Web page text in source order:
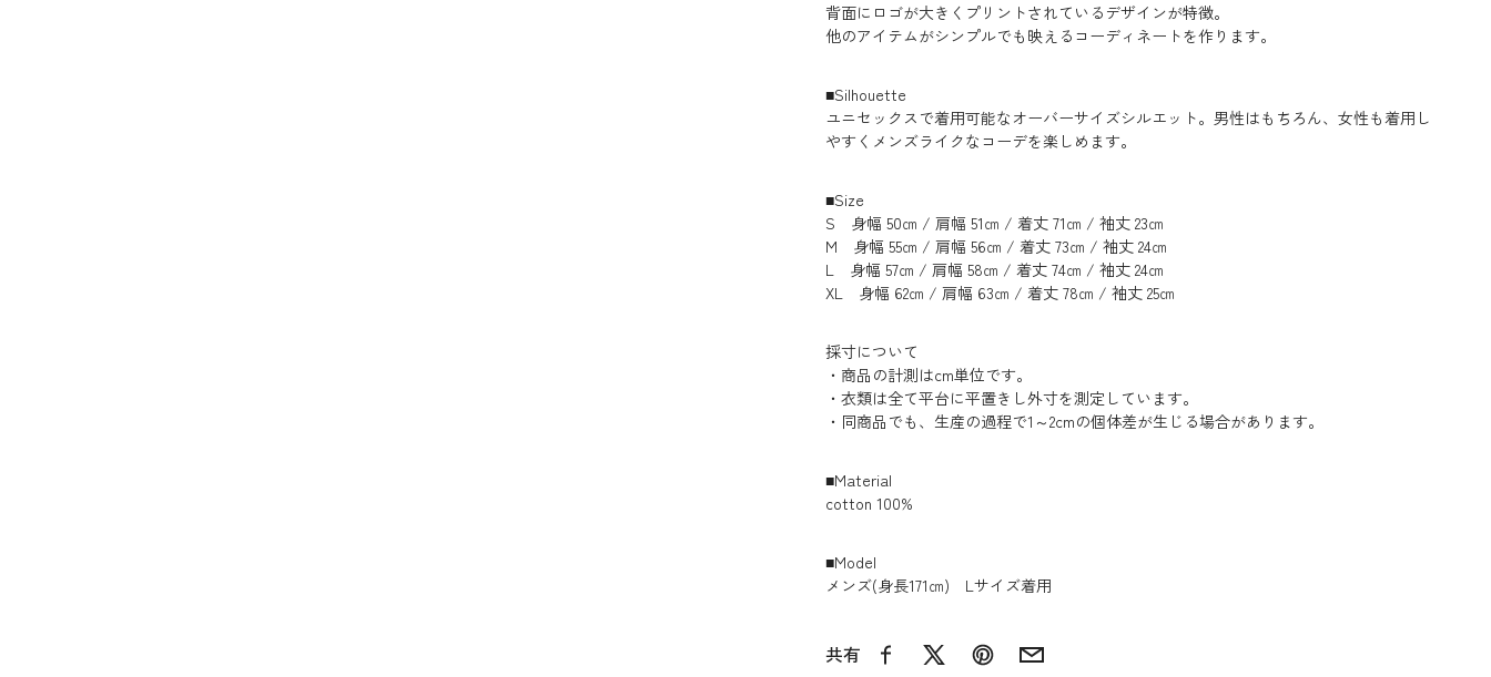
背面にロゴが大きくプリントされているデザインが特徴。
他のアイテムがシンプルでも映えるコーディネートを作ります。
■Silhouette
ユニセックスで着用可能なオーバーサイズシルエット。男性はもちろん、女性も着用し
やすくメンズライクなコーデを楽しめます。
■Size
S 身幅 50㎝ / 肩幅 51㎝ / 着丈 71㎝ / 袖丈 23㎝
M 身幅 55㎝ / 肩幅 56㎝ / 着丈 73㎝ / 袖丈 24㎝
L 身幅 57㎝ / 肩幅 58㎝ / 着丈 74㎝ / 袖丈 24㎝
XL 身幅 62㎝ / 肩幅 63㎝ / 着丈 78㎝ / 袖丈 25㎝
採寸について
・商品の計測はcm単位です。
・衣類は全て平台に平置きし外寸を測定しています。
・同商品でも、生産の過程で1～2cmの個体差が生じる場合があります。
■Material
cotton 100%
■Model
メンズ(身長171㎝) Lサイズ着用
共有 Facebook
X PinterestEmail